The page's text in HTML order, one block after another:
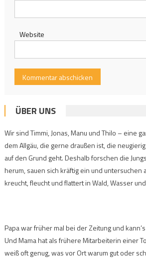
Website
ÜBER UNS
Wir sind Timmi, Jonas, Manu und Thilo – eine
dem Allgäu, die gerne draußen ist, die
auf den Grund geht. Deshalb forschen die
herum, sauen sich kräftig ein und untersuchen
kreucht, fleucht und flattert in Wald, Wasser
Papa war früher mal bei der Zeitung und
Und Mama hat als frühere Mitarbeiterin einer
weiß oft genug, was vor Ort warum gut oder